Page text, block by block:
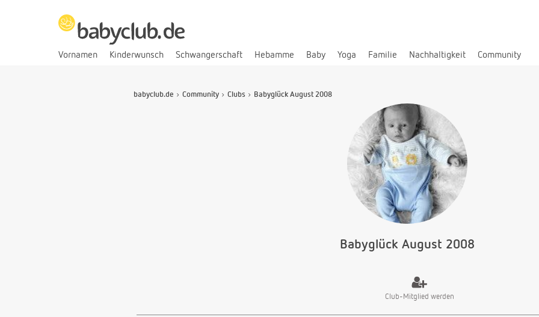
Vornamen Kinderwunsch Schwangerschaft Hebamme Baby Yoga Familie Nachhaltigkeit Community
babyclub.de Community Clubs Babyglück August 2008
Babyglück August 2008
Club-Mitglied werden